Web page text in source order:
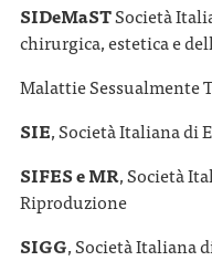
SIDeMaSTSocietà
chirurgica, estetica e
Malattie Sessualmente
SIE, Società Italiana di
SIFES e MR, Società
Riproduzione
SIGG, Società Italiana